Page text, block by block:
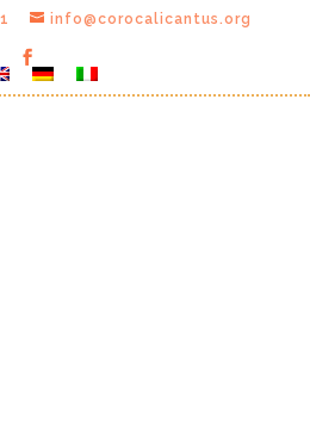
info@corocalicantus.org